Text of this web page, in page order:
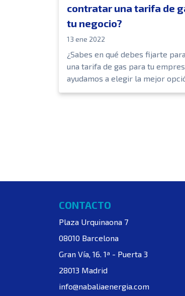
contratar una tarifa de
tu negocio?
13 ene 2022
¿Sabes en qué debes fijarte
una tarifa de gas para tu
ayudamos a elegir la mejor
CONTACTO
Plaza Urquinaona 7
08010 Barcelona
Gran Vía, 16. 1ª - Puerta 3
28013 Madrid
info@nabaliaenergia.com